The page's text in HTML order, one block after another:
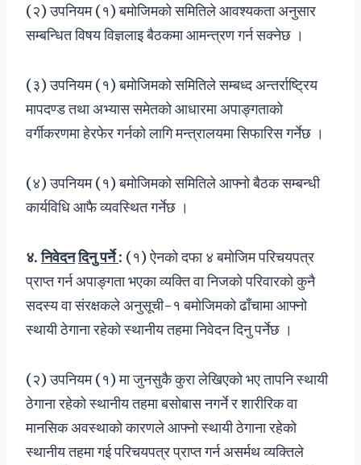
(२) उपनियम (१) बमोजिमको समितिले आवश्यकता अनुसार
सम्बन्धित विषय विज्ञलाइ बैठकमा आमन्त्रण गर्न सक्नेछ ।
(३) उपनियम (१) बमोजिमको समितिले सम्बध्द अन्तर्राष्ट्रिय
मापदण्ड तथा अभ्यास समेतको आधारमा अपाङ्गताको
वर्गीकरणमा हेरफेर गर्नको लागि मन्त्रालयमा सिफारिस गर्नेछ ।
(४) उपनियम (१) बमोजिमको समितिले आफ्नो बैठक सम्बन्धी
कार्यविधि आफै व्यवस्थित गर्नेछ ।
४.निवेदनदिनुपर्ने: (१) ऐनको दफा ४ बमोजिम परिचयपत्र
प्राप्त गर्न अपाङ्गता भएका व्यक्ति वा निजको परिवारको कुनै
सदस्य वा संरक्षकले अनुसूची-१ बमोजिमको ढाँचामा आफ्नो
स्थायी ठेगाना रहेको स्थानीय तहमा निवेदन दिनु पर्नेछ ।
(२) उपनियम (१) मा जुनसुकै कुरा लेखिएको भए तापनि स्थायी
ठेगाना रहेको स्थानीय तहमा बसोबास नगर्ने र शारीरिक वा
मानसिक अवस्थाको कारणले आफ्नो स्थायी ठेगाना रहेको
स्थानीय तहमा गई परिचयपत्र प्राप्त गर्न असर्मथ व्यक्तिले